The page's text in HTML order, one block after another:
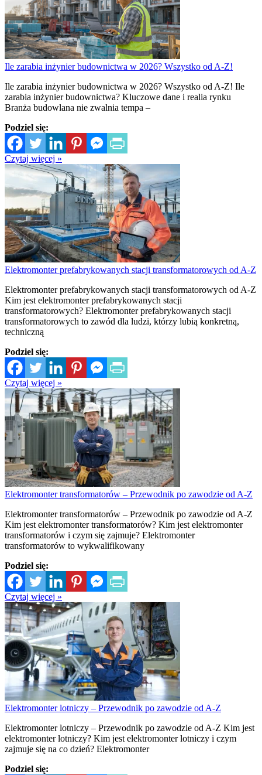
Ile zarabia inżynier budownictwa w 2026? Wszystko od A-Z!
Ile zarabia inżynier budownictwa w 2026? Wszystko od A-Z! Ile
zarabia inżynier budownictwa? Kluczowe dane i realia rynku
Branża budowlana nie zwalnia tempa –
Podziel się:
Czytaj więcej »
Elektromonter prefabrykowanych stacji transformatorowych od A-Z
Elektromonter prefabrykowanych stacji transformatorowych od A-Z
Kim jest elektromonter prefabrykowanych stacji
transformatorowych? Elektromonter prefabrykowanych stacji
transformatorowych to zawód dla ludzi, którzy lubią konkretną,
techniczną
Podziel się:
Czytaj więcej »
Elektromonter transformatorów – Przewodnik po zawodzie od A-Z
Elektromonter transformatorów – Przewodnik po zawodzie od A-Z
Kim jest elektromonter transformatorów? Kim jest elektromonter
transformatorów i czym się zajmuje? Elektromonter
transformatorów to wykwalifikowany
Podziel się:
Czytaj więcej »
Elektromonter lotniczy – Przewodnik po zawodzie od A-Z
Elektromonter lotniczy – Przewodnik po zawodzie od A-Z Kim jest
elektromonter lotniczy? Kim jest elektromonter lotniczy i czym
zajmuje się na co dzień? Elektromonter
Podziel się: